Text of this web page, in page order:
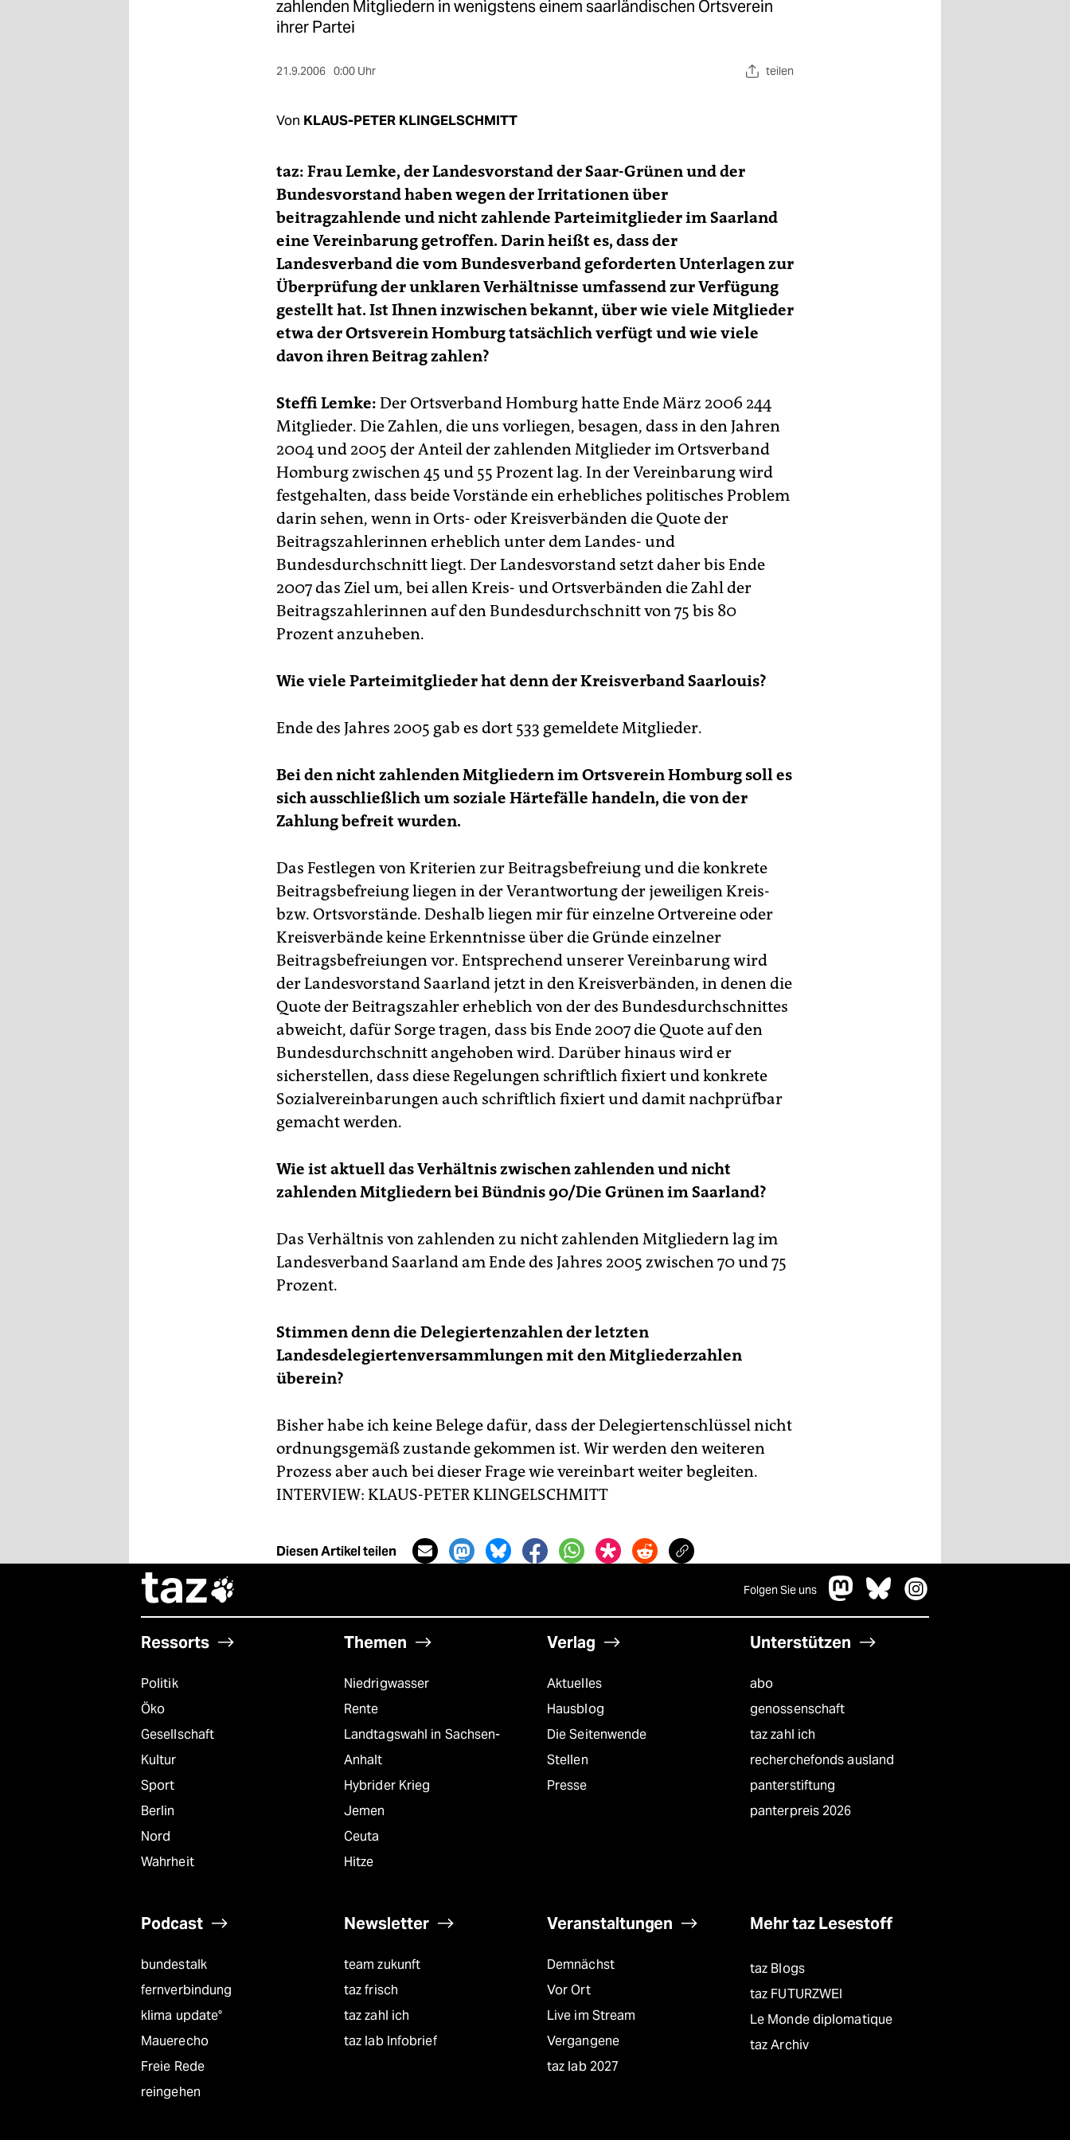
zahlenden Mitgliedern in wenigstens einem saarländischen Ortsverein
ihrer Partei
21.9.2006 0:00 Uhr teilen
Von KLAUS-PETER KLINGELSCHMITT
taz: Frau Lemke, der Landesvorstand der Saar-Grünen und der
Bundesvorstand haben wegen der Irritationen über
beitragzahlende und nicht zahlende Parteimitglieder im Saarland
eine Vereinbarung getroffen. Darin heißt es, dass der
Landesverband die vom Bundesverband geforderten Unterlagen zur
Überprüfung der unklaren Verhältnisse umfassend zur Verfügung
gestellt hat. Ist Ihnen inzwischen bekannt, über wie viele Mitglieder
etwa der Ortsverein Homburg tatsächlich verfügt und wie viele
davon ihren Beitrag zahlen?
Steffi Lemke: Der Ortsverband Homburg hatte Ende März 2006 244
Mitglieder. Die Zahlen, die uns vorliegen, besagen, dass in den Jahren
2004 und 2005 der Anteil der zahlenden Mitglieder im Ortsverband
Homburg zwischen 45 und 55 Prozent lag. In der Vereinbarung wird
festgehalten, dass beide Vorstände ein erhebliches politisches Problem
darin sehen, wenn in Orts- oder Kreisverbänden die Quote der
Beitragszahlerinnen erheblich unter dem Landes- und
Bundesdurchschnitt liegt. Der Landesvorstand setzt daher bis Ende
2007 das Ziel um, bei allen Kreis- und Ortsverbänden die Zahl der
Beitragszahlerinnen auf den Bundesdurchschnitt von 75 bis 80
Prozent anzuheben.
Wie viele Parteimitglieder hat denn der Kreisverband Saarlouis?
Ende des Jahres 2005 gab es dort 533 gemeldete Mitglieder.
Bei den nicht zahlenden Mitgliedern im Ortsverein Homburg soll es
sich ausschließlich um soziale Härtefälle handeln, die von der
Zahlung befreit wurden.
Das Festlegen von Kriterien zur Beitragsbefreiung und die konkrete
Beitragsbefreiung liegen in der Verantwortung der jeweiligen Kreis-
bzw. Ortsvorstände. Deshalb liegen mir für einzelne Ortvereine oder
Kreisverbände keine Erkenntnisse über die Gründe einzelner
Beitragsbefreiungen vor. Entsprechend unserer Vereinbarung wird
der Landesvorstand Saarland jetzt in den Kreisverbänden, in denen die
Quote der Beitragszahler erheblich von der des Bundesdurchschnittes
abweicht, dafür Sorge tragen, dass bis Ende 2007 die Quote auf den
Bundesdurchschnitt angehoben wird. Darüber hinaus wird er
sicherstellen, dass diese Regelungen schriftlich fixiert und konkrete
Sozialvereinbarungen auch schriftlich fixiert und damit nachprüfbar
gemacht werden.
Wie ist aktuell das Verhältnis zwischen zahlenden und nicht
zahlenden Mitgliedern bei Bündnis 90/Die Grünen im Saarland?
Das Verhältnis von zahlenden zu nicht zahlenden Mitgliedern lag im
Landesverband Saarland am Ende des Jahres 2005 zwischen 70 und 75
Prozent.
Stimmen denn die Delegiertenzahlen der letzten
Landesdelegiertenversammlungen mit den Mitgliederzahlen
überein?
Bisher habe ich keine Belege dafür, dass der Delegiertenschlüssel nicht
ordnungsgemäß zustande gekommen ist. Wir werden den weiteren
Prozess aber auch bei dieser Frage wie vereinbart weiter begleiten.
INTERVIEW: KLAUS-PETER KLINGELSCHMITT
Diesen Artikel teilen
taz Folgen Sie uns
Ressorts
Politik
Öko
Gesellschaft
Kultur
Sport
Berlin
Nord
Wahrheit
Themen
Niedrigwasser
Rente
Landtagswahl in Sachsen-
Anhalt
Hybrider Krieg
Jemen
Ceuta
Hitze
Verlag
Aktuelles
Hausblog
Die Seitenwende
Stellen
Presse
Unterstützen
abo
genossenschaft
taz zahl ich
recherchefonds ausland
panterstiftung
panterpreis 2026
Podcast
bundestalk
fernverbindung
klima update°
Mauerecho
Freie Rede
reingehen
Newsletter
team zukunft
taz frisch
taz zahl ich
taz lab Infobrief
Veranstaltungen
Demnächst
Vor Ort
Live im Stream
Vergangene
taz lab 2027
Mehr taz Lesestoff
taz Blogs
taz FUTURZWEI
Le Monde diplomatique
taz Archiv